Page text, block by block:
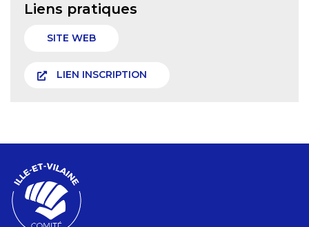
Liens pratiques
SITE WEB
LIEN INSCRIPTION